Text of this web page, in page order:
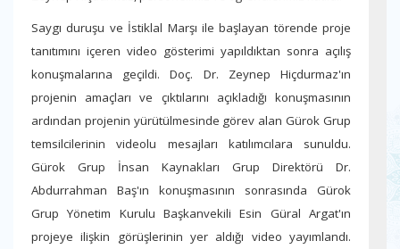
Saygı duruşu ve İstiklal Marşı ile başlayan törende proje
tanıtımını içeren video gösterimi yapıldıktan sonra açılış
konuşmalarına geçildi. Doç. Dr. Zeynep Hiçdurmaz'ın
projenin amaçları ve çıktılarını açıkladığı konuşmasının
ardından projenin yürütülmesinde görev alan Gürok Grup
temsilcilerinin videolu mesajları katılımcılara sunuldu.
Gürok Grup İnsan Kaynakları Grup Direktörü Dr.
Abdurrahman Baş'ın konuşmasının sonrasında Gürok
Grup Yönetim Kurulu Başkanvekili Esin Güral Argat'ın
projeye ilişkin görüşlerinin yer aldığı video yayımlandı.